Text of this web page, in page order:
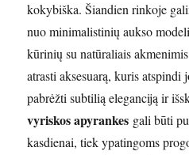
kokybiška. Šiandien rinkoje
nuo minimalistinių aukso
kūrinių su natūraliais
atrasti aksesuarą, kuris
pabrėžti subtilią eleganciją ir
vyriskos apyrankes gali būti
kasdienai, tiek ypatingoms